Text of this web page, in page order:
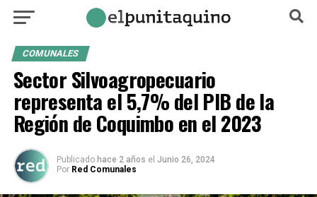
COMUNALES
Sector Silvoagropecuario
representa el 5,7% del PIB de la
Región de Coquimbo en el 2023
Publicado hace 2 años el Junio 26, 2024
Por Red Comunales